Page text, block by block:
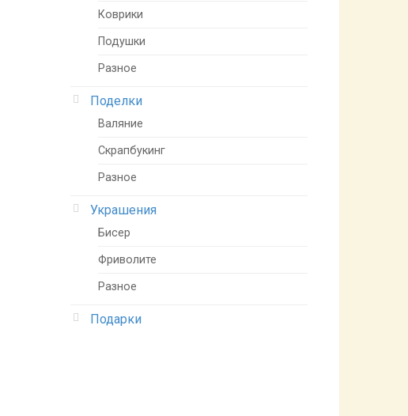
Коврики
Подушки
Разное
Поделки
Валяние
Скрапбукинг
Разное
Украшения
Бисер
Фриволите
Разное
Подарки